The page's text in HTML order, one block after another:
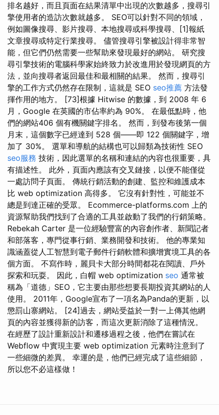
排名越好，而且頁面在結果清單中出現的次數越多，搜尋引
擎使用者的造訪次數就越多。 SEO可以針對不同的領域，
例如圖像搜尋、影片搜尋、本地搜尋或科學搜尋、[1]報紙
文章搜尋或特定行業搜尋。 儘管搜尋引擎被設計得非常智
能，但它們仍然需要一些幫助來發現最好的網站。 研究搜
尋引擎技術的電腦科學家始終致力於改進用於發現網頁的方
法，並向搜尋者返回最佳和最相關的結果。 然而，搜尋引
擎的工作方式仍然存在限制，這就是 SEO seo推薦 方法發
揮作用的地方。 [73]根據 Hitwise 的數據，到 2008 年 6
月，Google 在英國的市佔率約為 90%。 在最低點時，他
們的網站406 個有機關鍵字排名。 然而，到發布後第一個
月末，這個數字已經達到 528 個——即 122 個關鍵字，增
加了 30%。 選單和導航的結構也可以歸類為技術性 SEO
seo服務 技術，因此選單的名稱和連結的內容也很重要，具
有描述性。 此外，頁面內應該有交叉鏈接，以便不能僅從
一處訪問子頁面。 傳統行銷活動的創建、監控和維護成本
比 web optimization 高得多。 它沒有針對性，可能並不
總是到達正確的受眾。 Ecommerce-platforms.com 上的
資源幫助我們找到了合適的工具並啟動了我們的行銷策略。
Rebekah Carter 是一位經驗豐富的內容創作者、新聞記者
和部落客，專門從事行銷、業務開發和技術。 他的專業知
識涵蓋從人工智慧到電子郵件行銷軟體和擴增實境工具的各
個方面。 不寫作時，麗貝卡大部分時間都花在閱讀、戶外
探索和玩耍。 因此，白帽 web optimization seo 通常被
稱為「道德」SEO，它主要由那些想要長期投資其網站的人
使用。 2011年，Google宣布了一項名為Panda的更新，以
懲罰山寨網站。 [24]過去，網站受益於一對一上傳其他網
頁的內容並獲得新的訪客，而這次更新消除了這種情況。
在經歷了設計重新設計和遷移過程之後，他們在嘗試在
Webflow 中實現主要 web optimization 元素時注意到了
一些細微的差異。 幸運的是，他們已經完成了這些細節，
所以您不必這樣做！